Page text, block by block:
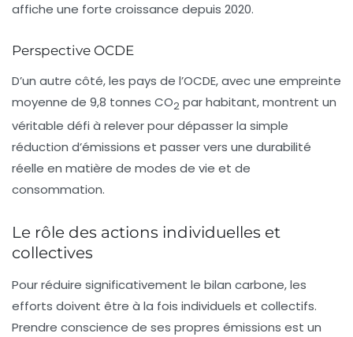
affiche une forte croissance depuis 2020.
Perspective OCDE
D’un autre côté, les pays de l’OCDE, avec une empreinte
moyenne de 9,8 tonnes CO2 par habitant, montrent un
véritable défi à relever pour dépasser la simple
réduction d’émissions et passer vers une durabilité
réelle en matière de modes de vie et de
consommation.
Le rôle des actions individuelles et
collectives
Pour réduire significativement le bilan carbone, les
efforts doivent être à la fois individuels et collectifs.
Prendre conscience de ses propres émissions est un